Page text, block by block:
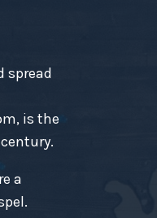
spread
is the
a